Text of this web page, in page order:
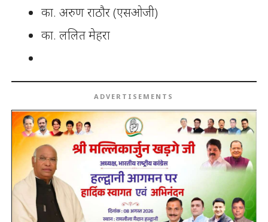
का. अरुण राठौर (एसओजी)
का. ललित मेहरा
ADVERTISEMENTS